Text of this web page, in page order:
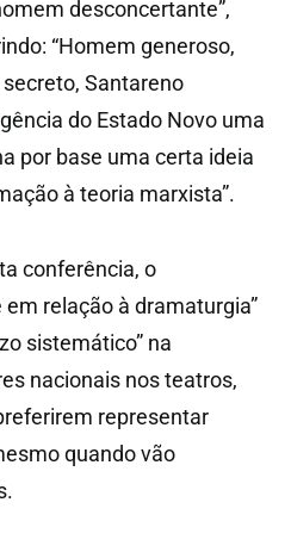
desconcertante”,
“Homem generoso,
Santareno
do Estado Novo uma
por base uma certa ideia
à teoria marxista”.
conferência, o
relação à dramaturgia”
sistemático” na
nacionais nos teatros,
representar
quando vão